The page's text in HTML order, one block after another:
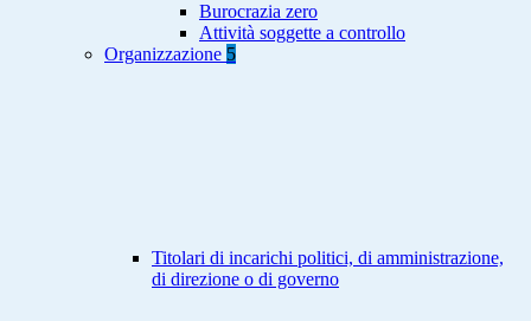
Burocrazia zero
Attività soggette a controllo
Organizzazione 5
Titolari di incarichi politici, di amministrazione,
di direzione o di governo